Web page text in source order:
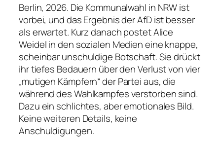
Berlin, 2026. Die Kommunalwahl in NRW ist
vorbei, und das Ergebnis der AfD ist besser
als erwartet. Kurz danach postet Alice
Weidel in den sozialen Medien eine knappe,
scheinbar unschuldige Botschaft. Sie drückt
ihr tiefes Bedauern über den Verlust von vier
„mutigen Kämpfern“ der Partei aus, die
während des Wahlkampfes verstorben sind.
Dazu ein schlichtes, aber emotionales Bild.
Keine weiteren Details, keine
Anschuldigungen.